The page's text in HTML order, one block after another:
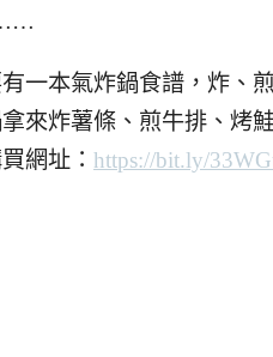
一本氣炸鍋食譜，炸、
來炸薯條、煎牛排、烤
網址： https://bit.ly/